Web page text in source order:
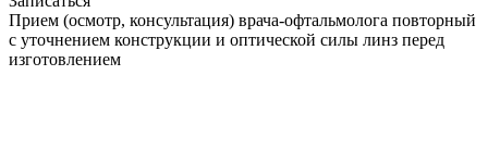
Прием (осмотр, консультация) врача-офтальмолога повторный
с уточнением конструкции и оптической силы линз перед
изготовлением